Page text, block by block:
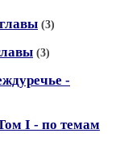
(3)
(3)
-
I - по темам